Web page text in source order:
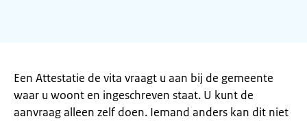
Een Attestatie de vita vraagt u aan bij de gemeente
waar u woont en ingeschreven staat. U kunt de
aanvraag alleen zelf doen. Iemand anders kan dit niet